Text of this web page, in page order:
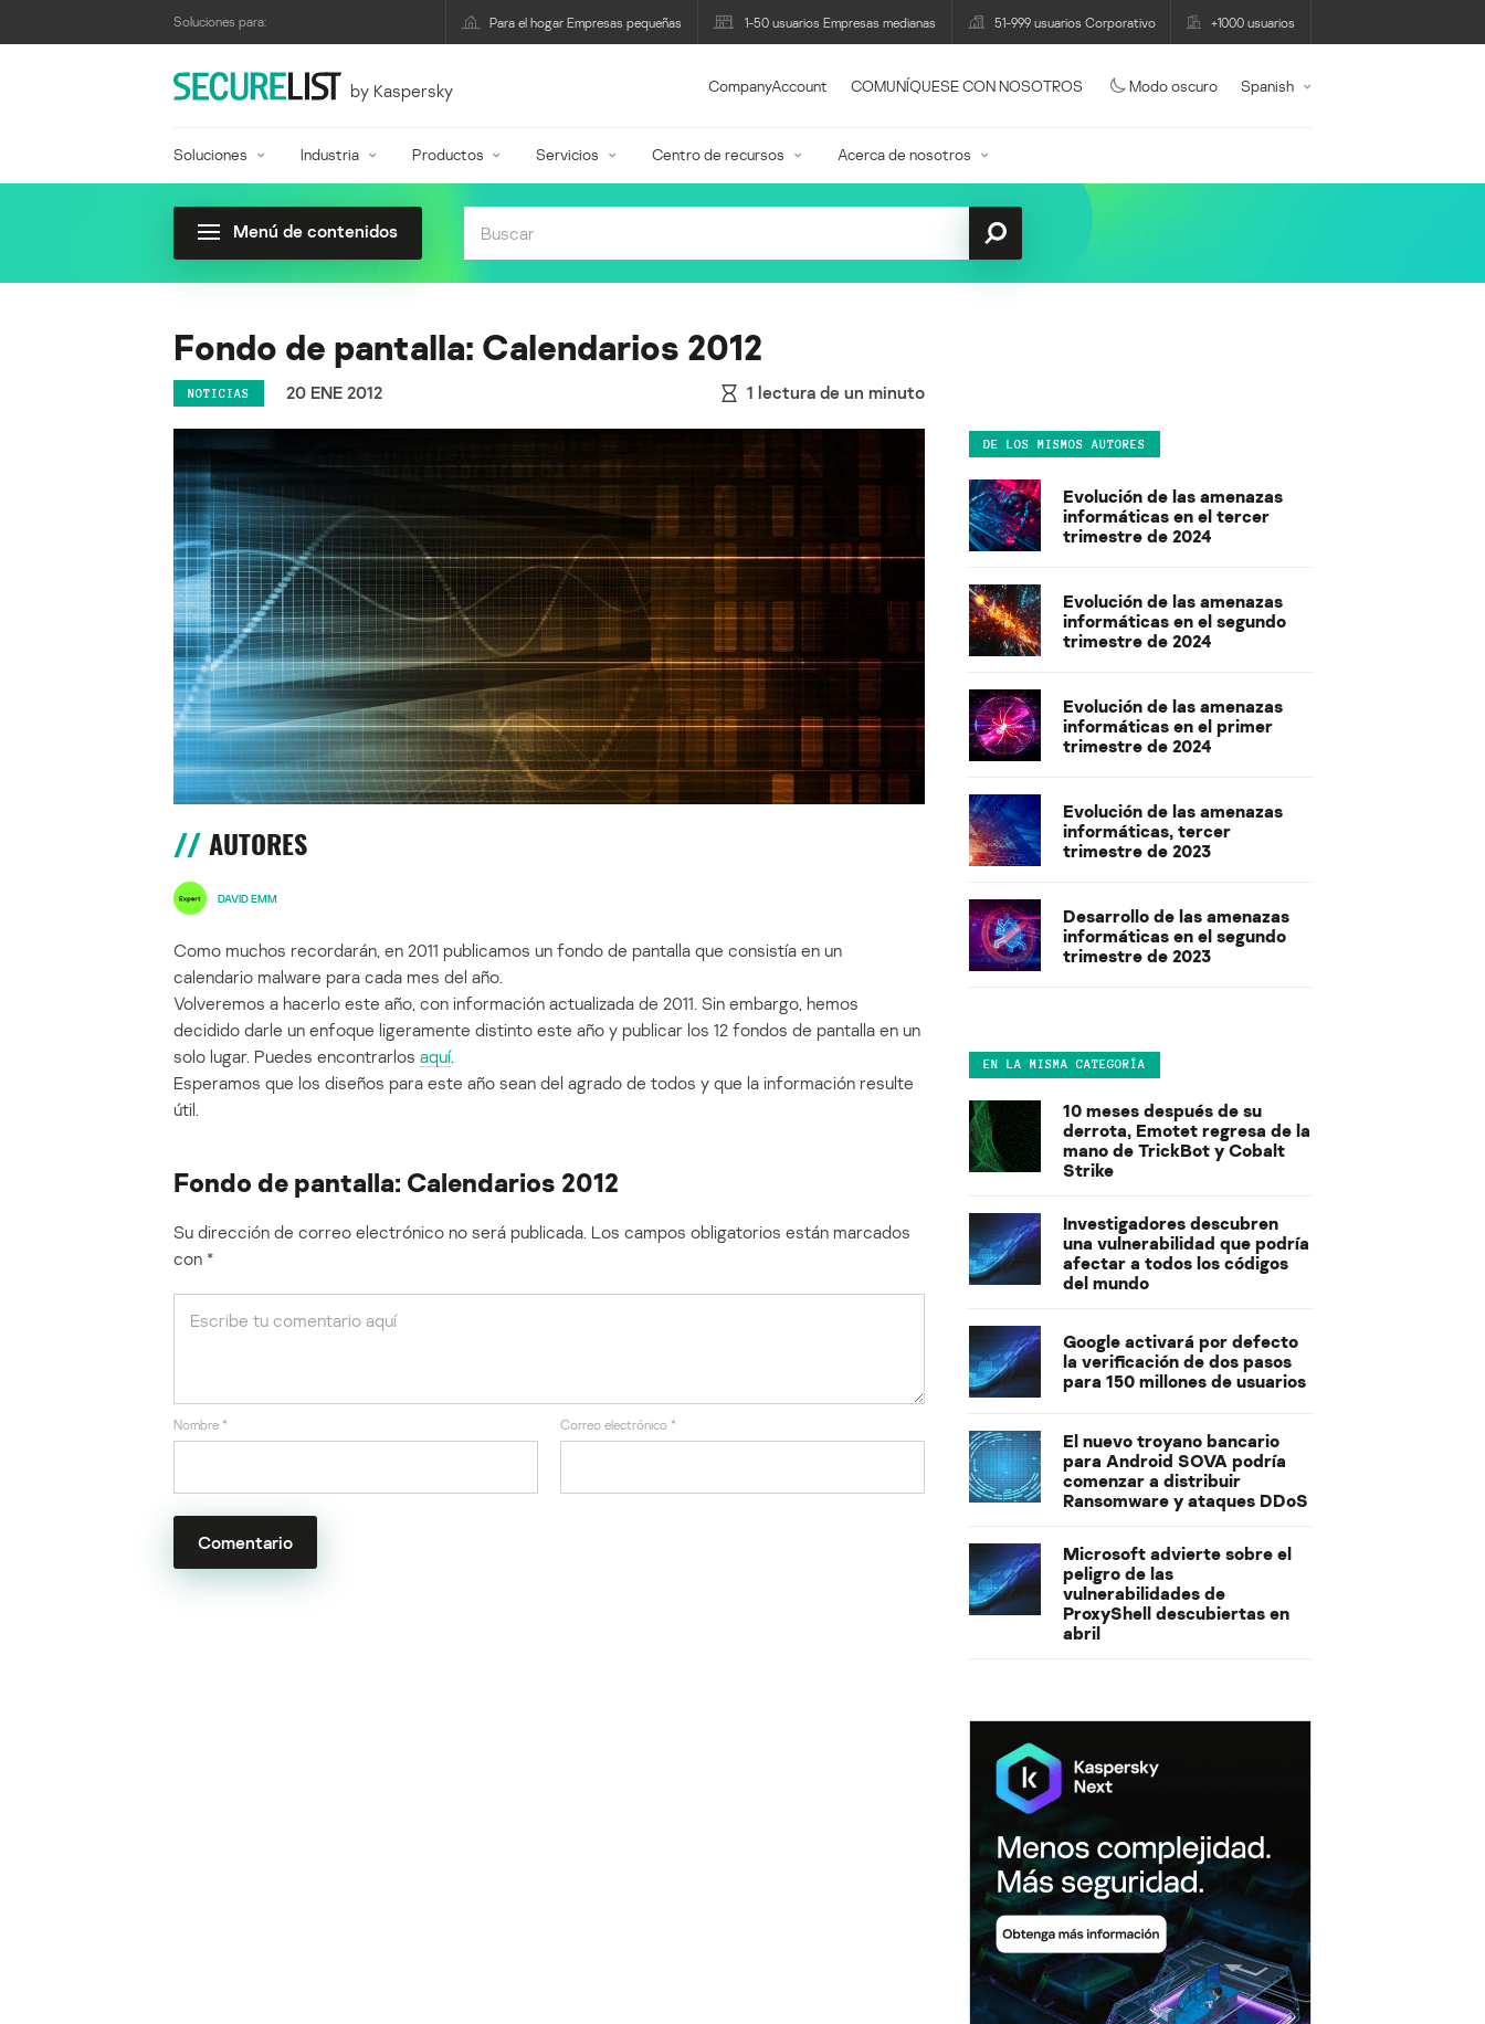
Soluciones para: Para el hogar Empresas pequeñas 1-50 usuarios Empresas medianas 51-999 usuarios Corporativo +1000 usuarios
by Kaspersky CompanyAccount COMUNÍQUESE CON NOSOTROS Modo oscuro Spanish
Soluciones Industria Productos Servicios Centro de recursos Acerca de nosotros
Menú de contenidos
Fondo de pantalla: Calendarios 2012
NOTICIAS 20 ENE 2012 1 lectura de un minuto
AUTORES
DAVID EMM
Como muchos recordarán, en 2011 publicamos un fondo de pantalla que consistía en un
calendario malware para cada mes del año.
Volveremos a hacerlo este año, con información actualizada de 2011. Sin embargo, hemos
decidido darle un enfoque ligeramente distinto este año y publicar los 12 fondos de pantalla en un
solo lugar. Puedes encontrarlos aquí.
Esperamos que los diseños para este año sean del agrado de todos y que la información resulte
útil.
Fondo de pantalla: Calendarios 2012
Su dirección de correo electrónico no será publicada. Los campos obligatorios están marcados
con *
Nombre * Correo electrónico *
DE LOS MISMOS AUTORES
Evolución de las amenazas
informáticas en el tercer
trimestre de 2024
Evolución de las amenazas
informáticas en el segundo
trimestre de 2024
Evolución de las amenazas
informáticas en el primer
trimestre de 2024
Evolución de las amenazas
informáticas, tercer
trimestre de 2023
Desarrollo de las amenazas
informáticas en el segundo
trimestre de 2023
EN LA MISMA CATEGORÍA
10 meses después de su
derrota, Emotet regresa de la
mano de TrickBot y Cobalt
Strike
Investigadores descubren
una vulnerabilidad que podría
afectar a todos los códigos
del mundo
Google activará por defecto
la verificación de dos pasos
para 150 millones de usuarios
El nuevo troyano bancario
para Android SOVA podría
comenzar a distribuir
Ransomware y ataques DDoS
Microsoft advierte sobre el
peligro de las
vulnerabilidades de
ProxyShell descubiertas en
abril